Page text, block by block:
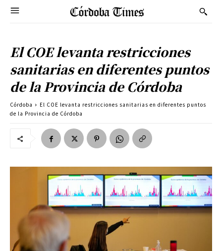
El COE levanta restricciones
sanitarias en diferentes puntos
de la Provincia de Córdoba
Córdoba
El COE levanta restricciones sanitarias en diferentes puntos
de la Provincia de Córdoba